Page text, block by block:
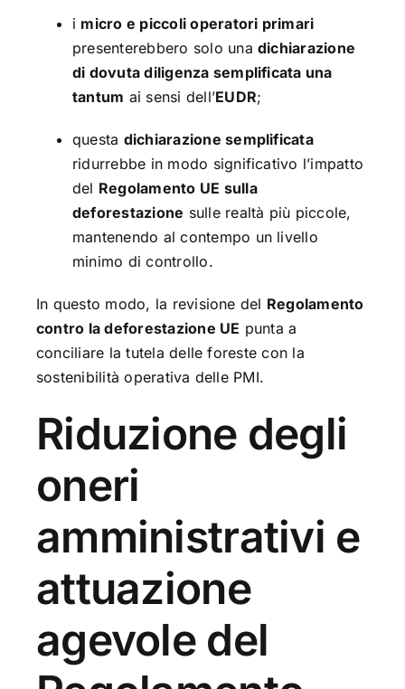
i micro e piccoli operatori primari
presenterebbero solo unadichiarazione
di dovuta diligenza semplificata una
tantum ai sensi dell’EUDR;
questa dichiarazione semplificata
ridurrebbe in modo significativo l’impatto
del Regolamento UE sulla
deforestazione sulle realtà più piccole,
mantenendo al contempo un livello
minimo di controllo.
In questo modo, la revisione del Regolamento
contro la deforestazione UE punta a
conciliare la tutela delle foreste con la
sostenibilità operativa delle PMI.
Riduzione degli
oneri
amministrativi e
attuazione
agevole del